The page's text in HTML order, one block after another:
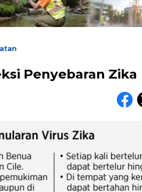
Penyebaran Zika